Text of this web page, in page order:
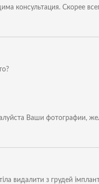
консультация. Скорее
Ваши фотографии,
видалити з грудей